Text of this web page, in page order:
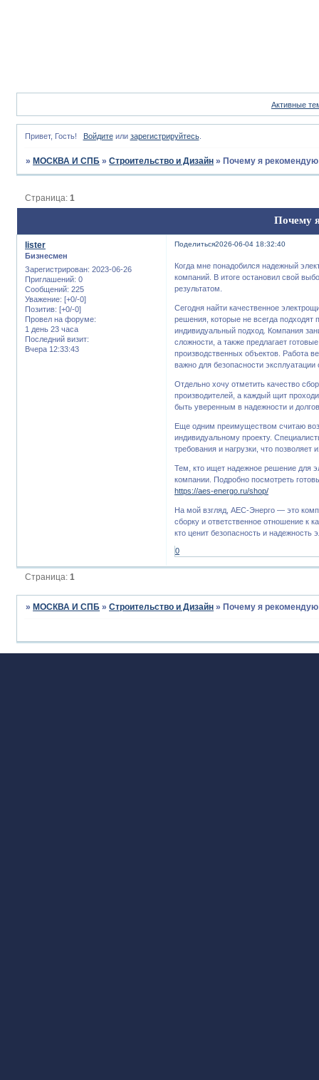
Активные
Привет, Гость! Войдитеили зарегистрируйтесь.
» МОСКВА И СПБ »Строительство и Дизайн » Почему я
Почему
Страница:1
Поделиться2026-06-04 18:32:40
lister
Бизнесмен
Зарегистрирован: 2023-06-26
Приглашений: 0
Сообщений: 225
Уважение: [+0/-0]
Позитив: [+0/-0]
Провел на форуме:
1 день 23 часа
Последний визит:
Вчера 12:33:43
Когда мне понадобился надежный
компаний. В итоге остановил свой
результатом.
Сегодня найти качественное
решения, которые не всегда
индивидуальный подход. Компания
сложности, а также предлагает
производственных объектов. Работа
важно для безопасности эксплуатации
Отдельно хочу отметить качество
производителей, а каждый щит
быть уверенным в надежности и
Еще одним преимуществом считаю
индивидуальному проекту.
требования и нагрузки, что
Тем, кто ищет надежное решение для
компании. Подробно посмотреть
https://aes-energo.ru/shop/
На мой взгляд, АЕС-Энерго — это
сборку и ответственное отношение к
кто ценит безопасность и надежность
0
Страница:1
» МОСКВА И СПБ »Строительство и Дизайн » Почему я